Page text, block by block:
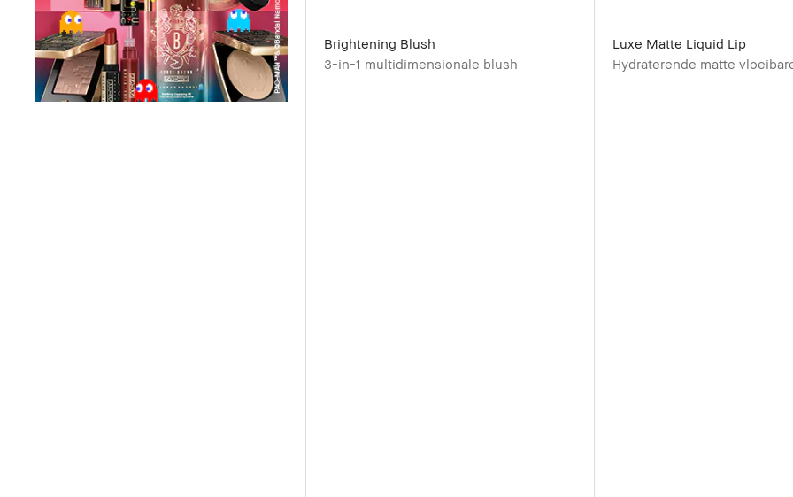
Brightening Blush
3-in-1 multidimensionale blush
Luxe Matte Liquid Lip
Hydraterende matte